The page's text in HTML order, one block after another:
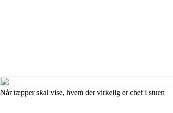
Når tæpper skal vise, hvem der virkelig er chef i stuen